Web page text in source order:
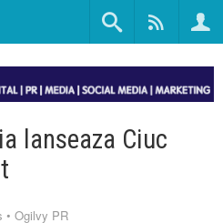
lanseaza Ciuc
• Ogilvy PR